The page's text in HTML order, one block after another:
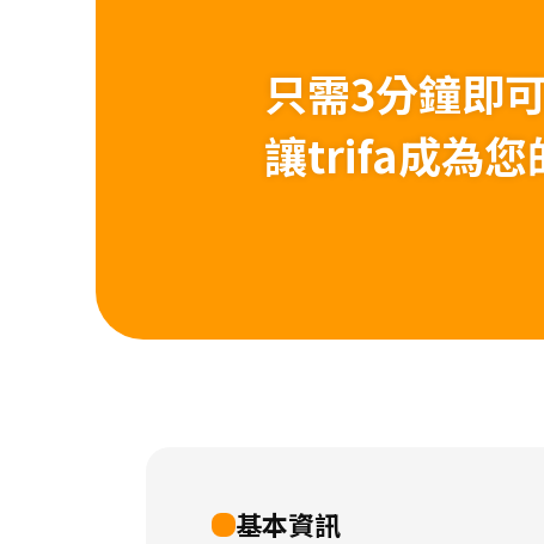
只需3分鐘即
讓trifa成為您
基本資訊